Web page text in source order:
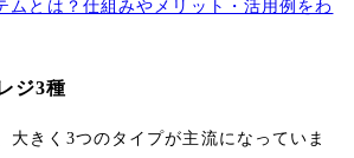
ムとは？仕組みやメリット・活用例をわ
ジ3種
大きく3つのタイプが主流になっていま